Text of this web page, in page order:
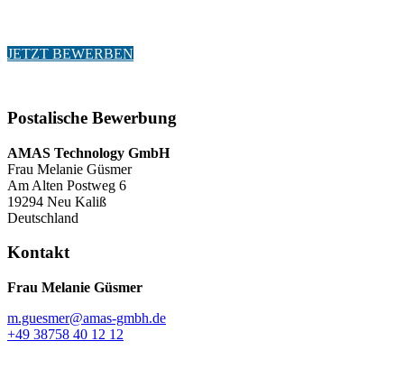
JETZT BEWERBEN
Postalische Bewerbung
AMAS Technology GmbH
Frau Melanie Güsmer
Am Alten Postweg 6
19294 Neu Kaliß
Deutschland
Kontakt
Frau Melanie Güsmer
m.guesmer@amas-gmbh.de
+49 38758 40 12 12